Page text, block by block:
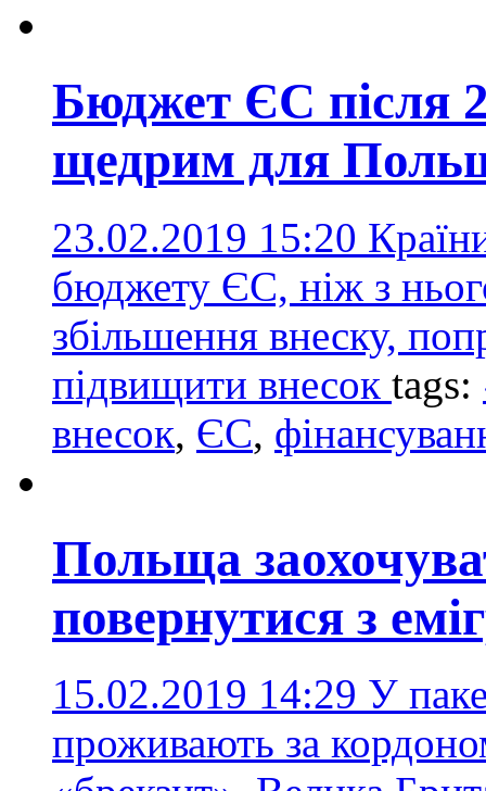
Бюджет ЄС після
щедрим для
23.02.2019 15:20
бюджету ЄС, ніж з
збільшення внеску,
підвищити внесок tags:
внесок, ЄС,
Польща
повернутися з
15.02.2019 14:29 У
проживають за